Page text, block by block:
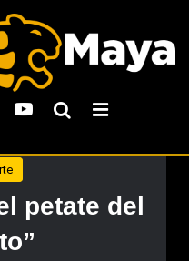
petate del